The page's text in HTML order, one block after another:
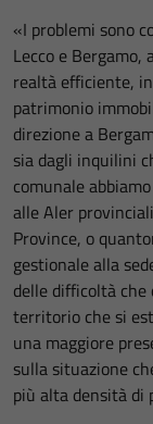
«I problemi sono
Lecco e
realtà efficiente,
patrimonio
direzione a
sia dagli inquilini
comunale
alle Aler
Province, o
gestionale alla
delle difficoltà che
territorio che si
una maggiore
sulla situazione
più alta densità di